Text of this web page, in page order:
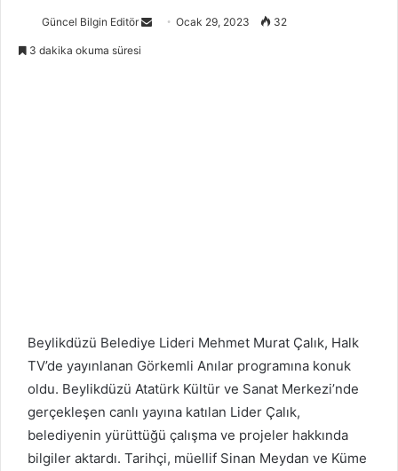
Güncel Bilgin Editör Ocak 29, 2023 32
3 dakika okuma süresi
Beylikdüzü Belediye Lideri Mehmet Murat Çalık, Halk
TV’de yayınlanan Görkemli Anılar programına konuk
oldu. Beylikdüzü Atatürk Kültür ve Sanat Merkezi’nde
gerçekleşen canlı yayına katılan Lider Çalık,
belediyenin yürüttüğü çalışma ve projeler hakkında
bilgiler aktardı. Tarihçi, müellif Sinan Meydan ve Küme